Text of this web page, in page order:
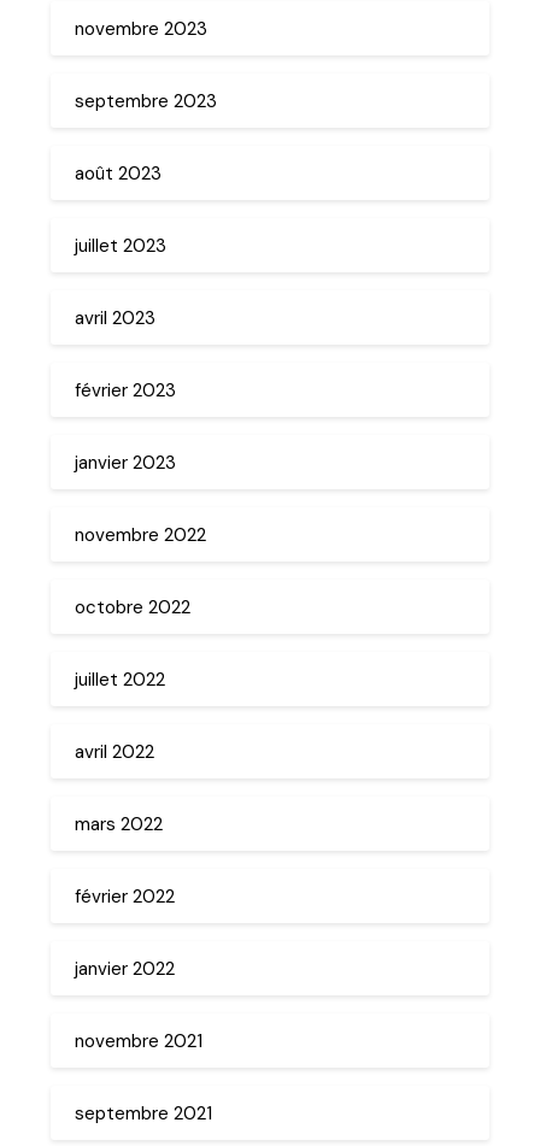
novembre 2023
septembre 2023
août 2023
juillet 2023
avril 2023
février 2023
janvier 2023
novembre 2022
octobre 2022
juillet 2022
avril 2022
mars 2022
février 2022
janvier 2022
novembre 2021
septembre 2021